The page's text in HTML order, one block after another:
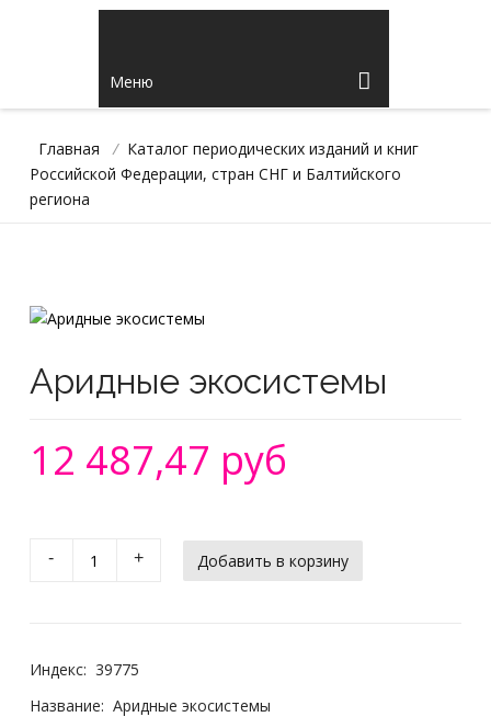
Меню
Главная / Каталог периодических изданий и книг
Российской Федерации, стран СНГ и Балтийского
региона
Аридные экосистемы
12 487,47 руб
- +
Индекс: 39775
Название: Аридные экосистемы